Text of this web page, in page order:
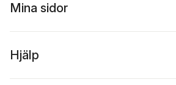
Mina sidor
Hjälp